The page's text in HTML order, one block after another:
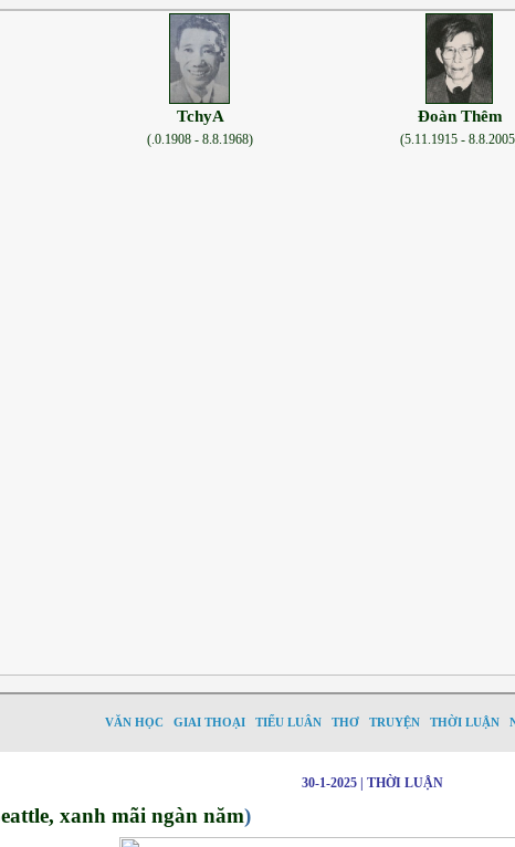
TchyA
(.0.1908 - 8.8.1968)
Đoàn Thêm
(5.11.1915 -
VĂN HỌC GIAI THOẠI TIỂU LUÂN THƠ TRUYỆN THỜI LUẬN
30-1-2025 | THỜI LUẬN
xanh mãi ngàn năm)